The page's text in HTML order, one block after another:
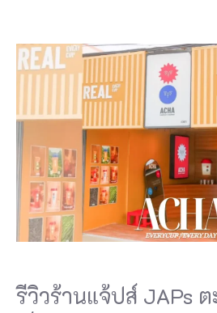
รีวิวร้านแจ้ปส์ JAPs